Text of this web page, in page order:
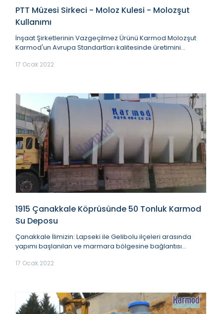
PTT Müzesi Sirkeci - Moloz Kulesi - Molozşut
Kullanımı
İnşaat Şirketlerinin Vazgeçilmez Ürünü Karmod Molozşut
Karmod'un Avrupa Standartları kalitesinde üretimini
17 Ocak 2022
1915 Çanakkale Köprüsünde 50 Tonluk Karmod
Su Deposu
Çanakkale İlimizin: Lapseki ile Gelibolu ilçeleri arasında
yapımı başlanılan ve marmara bölgesine bağlantısı
17 Ocak 2022